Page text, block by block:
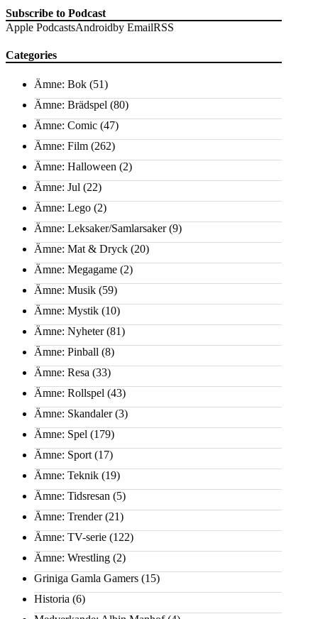
Subscribe to Podcast
Apple PodcastsAndroidby EmailRSS
Categories
Ämne: Bok (51)
Ämne: Brädspel (80)
Ämne: Comic (47)
Ämne: Film (262)
Ämne: Halloween (2)
Ämne: Jul (22)
Ämne: Lego (2)
Ämne: Leksaker/Samlarsaker(9)
Ämne: Mat & Dryck (20)
Ämne: Megagame (2)
Ämne: Musik (59)
Ämne: Mystik (10)
Ämne: Nyheter(81)
Ämne: Pinball (8)
Ämne: Resa (33)
Ämne: Rollspel (43)
Ämne: Skandaler(3)
Ämne: Spel (179)
Ämne: Sport (17)
Ämne: Teknik (19)
Ämne: Tidsresan (5)
Ämne: Trender(21)
Ämne: TV-serie (122)
Ämne: Wrestling (2)
Griniga Gamla Gamers (15)
Historia (6)